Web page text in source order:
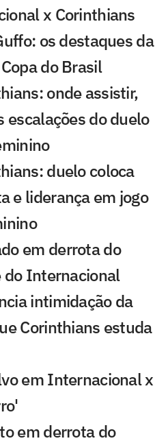
x Corinthians
os destaques da
do Brasil
onde assistir,
escalações do duelo
duelo coloca
e liderança em jogo
em derrota do
Internacional
intimidação da
Corinthians estuda
em Internacional x
em derrota do